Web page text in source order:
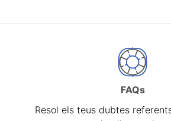
FAQs
Resol els teus dubtes